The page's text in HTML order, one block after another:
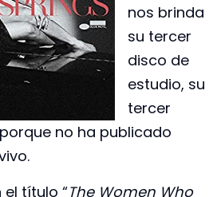
nos brinda
su tercer
disco de
estudio, su
tercer
no ha publicado
el título “The Women Who